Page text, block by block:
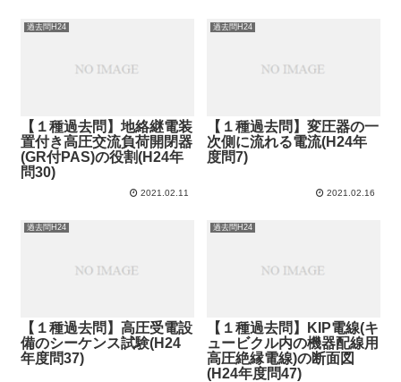
過去問H24
【１種過去問】地絡継電装
置付き高圧交流負荷開閉器
(GR付PAS)の役割(H24年
問30)
2021.02.11
過去問H24
【１種過去問】変圧器の一
次側に流れる電流(H24年
度問7)
2021.02.16
過去問H24
【１種過去問】高圧受電設
備のシーケンス試験(H24
年度問37)
過去問H24
【１種過去問】KIP電線(キ
ュービクル内の機器配線用
高圧絶縁電線)の断面図
(H24年度問47)